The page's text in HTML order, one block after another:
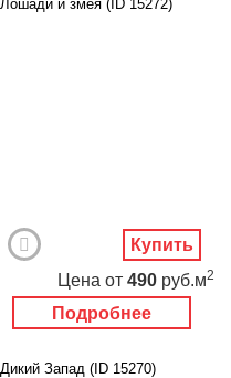
Лошади и змея (ID 15272)
Подробнее
Цена от 490 руб.м2
Купить
Дикий Запад (ID 15270)